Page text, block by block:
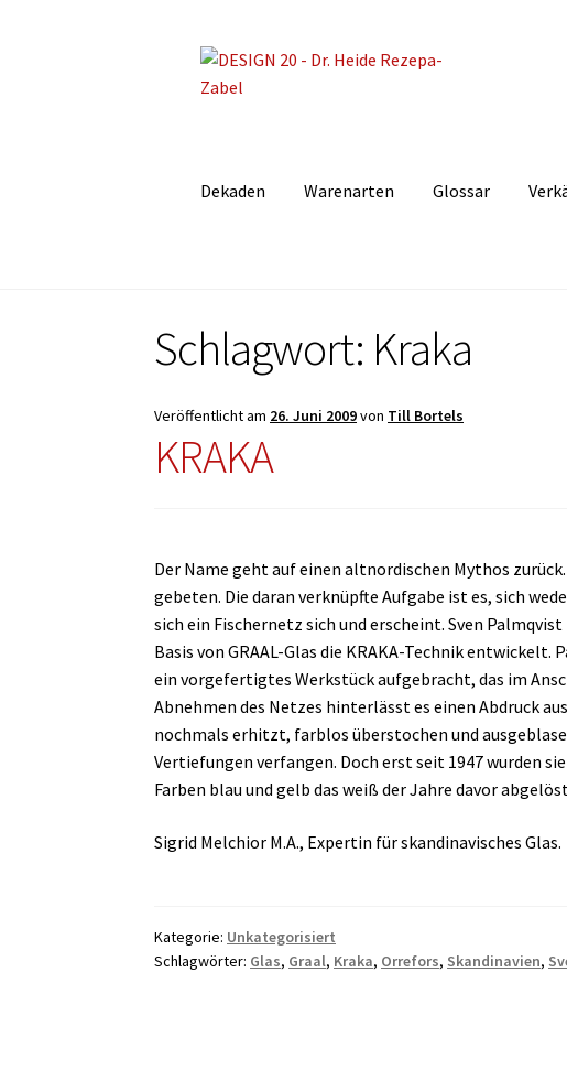
Zur
Navigation
Zum
Inhalt
Dekaden Warenarten Glossar
Schlagwort: Kraka
Veröffentlicht am 26. Juni 2009von Till Bortels
KRAKA
Der Name geht auf einen altnordischen Mythos
gebeten. Die daran verknüpfte Aufgabe ist es, sich
sich ein Fischernetz sich und erscheint. Sven
Basis von GRAAL-Glas die KRAKA-Technik
ein vorgefertigtes Werkstück aufgebracht, das im
Abnehmen des Netzes hinterlässt es einen Abdruck
nochmals erhitzt, farblos überstochen und
Vertiefungen verfangen. Doch erst seit 1947 wurden
Farben blau und gelb das weiß der Jahre davor
Sigrid Melchior M.A., Expertin für skandinavisches Glas.
Kategorie: Unkategorisiert
Schlagwörter: Glas, Graal, Kraka, Orrefors, Skandinavien,